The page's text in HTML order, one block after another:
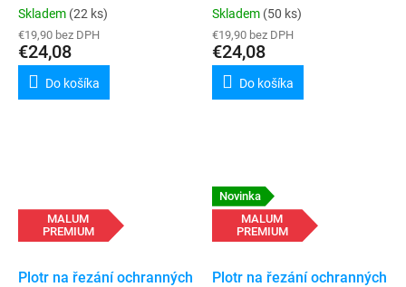
Skladem (22 ks)
€19,90 bez DPH
€24,08
Do košíka
(2021)
Skladem (50 ks)
€19,90 bez DPH
€24,08
Do košíka
MALUM
PREMIUM
Plotr na řezání ochranných
Novinka
MALUM
PREMIUM
Plotr na řezání ochranných